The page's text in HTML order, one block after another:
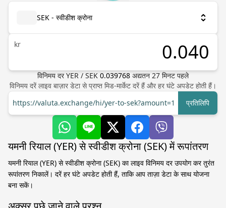
SEK - स्वीडीश क्रोना
kr
विनिमय दरYER / SEK 0.039768 अद्यतन 27 मिनट पहले
विनिमय दरें लाइव बाज़ार डेटा से प्राप्त मिड-मार्केट दरें हैं और हर घंटे अपडेट होती हैं।
https://valuta.exchange/hi/yer-to-sek?amount=1
प्रतिलिपि
यमनी रियाल (YER) से स्वीडीश क्रोना (SEK) में रूपांतरण
यमनी रियाल (YER) से स्वीडीश क्रोना (SEK) का लाइव विनिमय दर उपयोग कर तुरंत
रूपांतरण निकालें। दरें हर घंटे अपडेट होती हैं, ताकि आप ताज़ा डेटा के साथ योजना
बना सकें।